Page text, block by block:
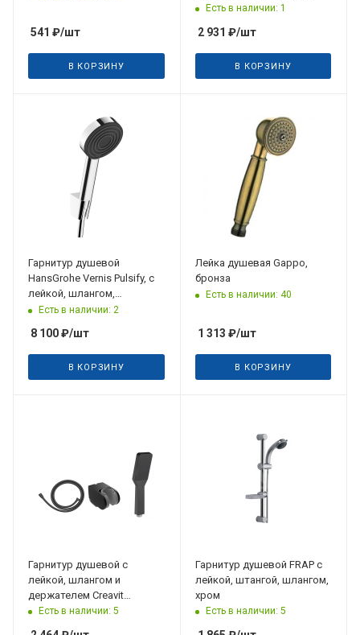
541 ₽/шт
В КОРЗИНУ
Есть в наличии: 1
2 931 ₽/шт
В КОРЗИНУ
Гарнитур душевой
HansGrohe Vernis Pulsify, с
лейкой, шлангом,
держателем, хром
Есть в наличии: 2
8 100₽/шт
В КОРЗИНУ
Лейка душевая Gappo,
бронза
Есть в наличии: 40
1 313 ₽/шт
В КОРЗИНУ
Гарнитур душевой с
лейкой, шлангом и
держателем Creavit
SH120S, черный матовый
Есть в наличии: 5
Гарнитур душевой FRAP с
лейкой, штангой, шлангом,
хром
Есть в наличии: 5